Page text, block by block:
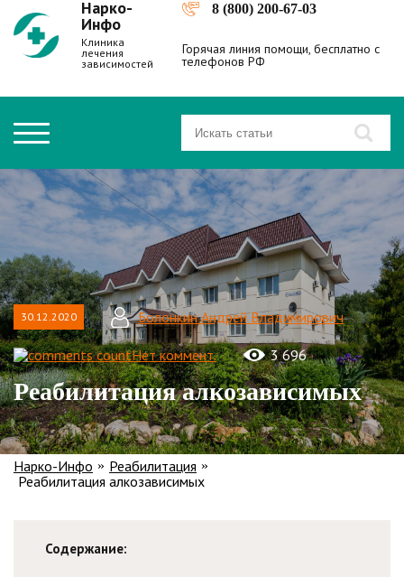
Нарко-
Инфо
Клиника
лечения
зависимостей
8 (800) 200-67-03
Горячая линия помощи, бесплатно с
телефонов РФ
30.12.2020 Болонкин Андрей Владимирович
Нет коммент. 3 696
Реабилитация алкозависимых
Нарко-Инфо » Реабилитация »
Реабилитация алкозависимых
Содержание: